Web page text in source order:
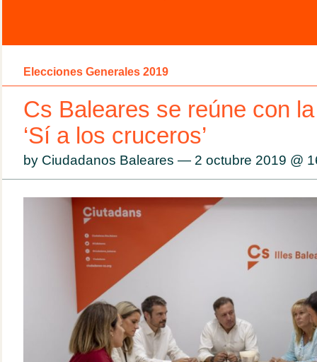
Elecciones Generales 2019
Cs Baleares se reúne con
‘Sí a los cruceros’
by Ciudadanos Baleares — 2 octubre 2019 @